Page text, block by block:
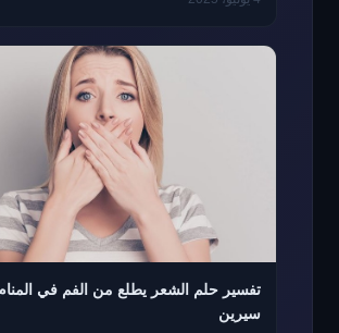
تفسير حلم الشعر يطلع من الفم في
سيرين